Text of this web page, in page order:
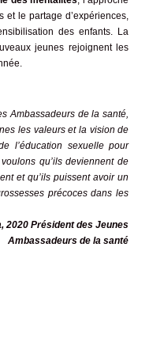
le partage d’expériences,
des enfants. La
jeunes rejoignent les
Ambassadeurs de la santé,
les valeurs et la vision de
l’éducation sexuelle pour
qu’ils deviennent de
et qu’ils puissent avoir un
précoces dans les
2020 Président des Jeunes
Ambassadeurs de la santé